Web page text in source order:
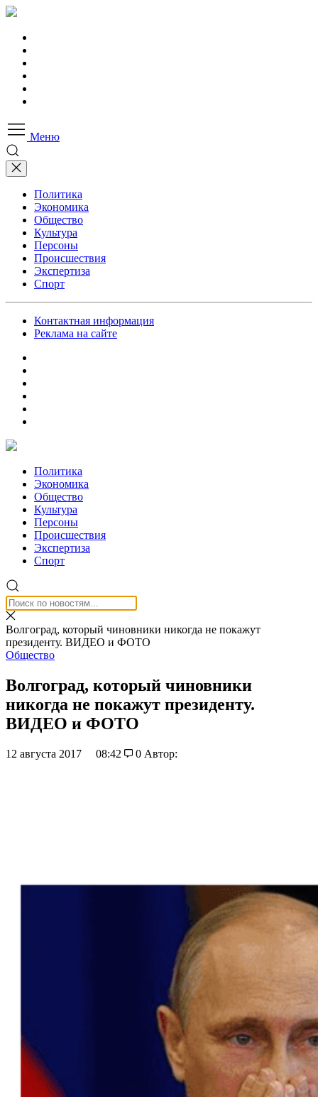
Меню
Политика
Экономика
Общество
Культура
Персоны
Происшествия
Экспертиза
Спорт
Контактная информация
Реклама на сайте
Политика
Экономика
Общество
Культура
Персоны
Происшествия
Экспертиза
Спорт
Волгоград, который чиновники никогда не покажут
президенту. ВИДЕО и ФОТО
Общество
Волгоград, который чиновники
никогда не покажут президенту.
ВИДЕО и ФОТО
12 августа 2017 08:42 0 Автор: